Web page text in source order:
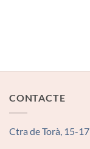
CONTACTE
Ctra de Torà, 15-17